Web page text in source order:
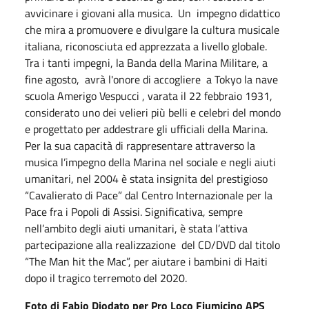
avvicinare i giovani alla musica. Un impegno didattico
che mira a promuovere e divulgare la cultura musicale
italiana, riconosciuta ed apprezzata a livello globale.
Tra i tanti impegni, la Banda della Marina Militare, a
fine agosto, avrà l'onore di accogliere a Tokyo la nave
scuola Amerigo Vespucci , varata il 22 febbraio 1931,
considerato uno dei velieri più belli e celebri del mondo
e progettato per addestrare gli ufficiali della Marina.
Per la sua capacità di rappresentare attraverso la
musica l’impegno della Marina nel sociale e negli aiuti
umanitari, nel 2004 è stata insignita del prestigioso
“Cavalierato di Pace” dal Centro Internazionale per la
Pace fra i Popoli di Assisi. Significativa, sempre
nell’ambito degli aiuti umanitari, è stata l’attiva
partecipazione alla realizzazione del CD/DVD dal titolo
“The Man hit the Mac”, per aiutare i bambini di Haiti
dopo il tragico terremoto del 2020.
Foto di Fabio Diodato per Pro Loco Fiumicino APS